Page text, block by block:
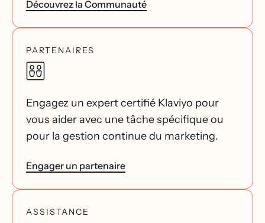
Découvrez la Communauté
PARTENAIRES
Engagez un expert certifié Klaviyo pour
vous aider avec une tâche spécifique ou
pour la gestion continue du marketing.
Engager un partenaire
ASSISTANCE